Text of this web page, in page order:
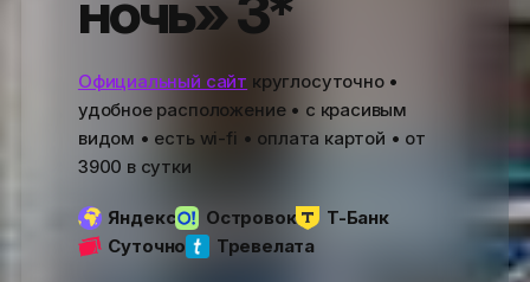
Официальный сайт круглосуточно •
удобное расположение • с красивым
видом • есть wi-fi • оплата картой • от
3900 в сутки
Яндекс Островок
Т-Банк
Суточно
Тревелата